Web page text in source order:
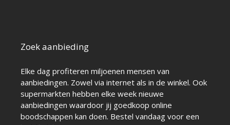
Zoek aanbieding
Elke dag profiteren miljoenen mensen van
aanbiedingen. Zowel via internet als in de winkel. Ook
supermarkten hebben elke week nieuwe
aanbiedingen waardoor jij goedkoop online
boodschappen kan doen. Bestel vandaag voor een